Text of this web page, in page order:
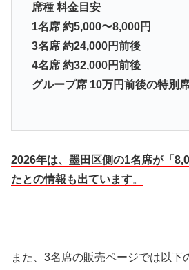
席種 料金目安
1名席 約5,000〜8,000円
3名席 約24,000円前後
4名席 約32,000円前後
グループ席 10万円前後の特別
2026年は、墨田区側の1名席が「
たとの情報も出ています。
また、3名席の販売ページでは以下